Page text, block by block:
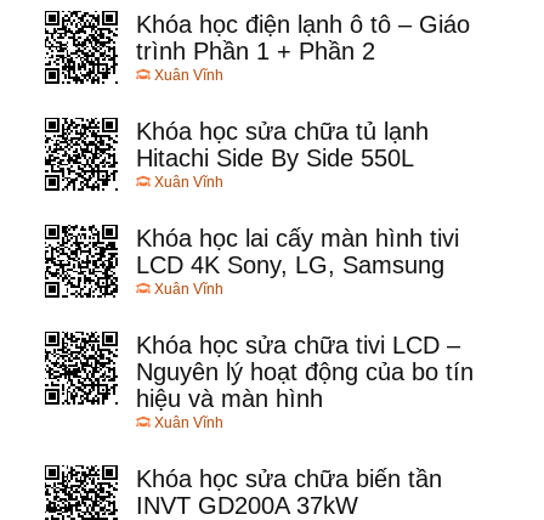
Khóa học điện lạnh ô tô – Giáo
trình Phần 1 + Phần 2
Xuân Vĩnh
Khóa học sửa chữa tủ lạnh
Hitachi Side By Side 550L
Xuân Vĩnh
Khóa học lai cấy màn hình tivi
LCD 4K Sony, LG, Samsung
Xuân Vĩnh
Khóa học sửa chữa tivi LCD –
Nguyên lý hoạt động của bo tín
hiệu và màn hình
Xuân Vĩnh
Khóa học sửa chữa biến tần
INVT GD200A 37kW